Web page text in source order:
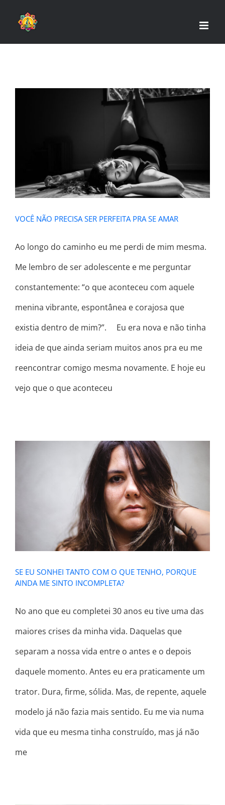
VOCÊ NÃO PRECISA SER PERFEITA
PRA SE AMAR
VOCÊ NÃO PRECISA SER PERFEITA PRA SE AMAR
Ao longo do caminho eu me perdi de mim mesma.
Me lembro de ser adolescente e me perguntar
constantemente: “o que aconteceu com aquele
menina vibrante, espontânea e corajosa que
existia dentro de mim?”. ⠀ Eu era nova e não tinha
ideia de que ainda seriam muitos anos pra eu me
reencontrar comigo mesma novamente. E hoje eu
vejo que o que aconteceu
SE EU SONHEI TANTO COM O QUE
TENHO, PORQUE AINDA ME SINTO
INCOMPLETA?
SE EU SONHEI TANTO COM O QUE TENHO, PORQUE
AINDA ME SINTO INCOMPLETA?
No ano que eu completei 30 anos eu tive uma das
maiores crises da minha vida. Daquelas que
separam a nossa vida entre o antes e o depois
daquele momento. Antes eu era praticamente um
trator. Dura, firme, sólida. Mas, de repente, aquele
modelo já não fazia mais sentido. Eu me via numa
vida que eu mesma tinha construído, mas já não
me